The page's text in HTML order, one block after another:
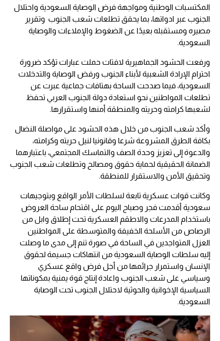
المكتسبات الوطنية ومواجهة فرض الوصاية السعودية واحتلال
الجنوب عبر ادواتها، بما يحقق تطلعات شعب الجنوب وتقرير
مصيره ومستقبله بعيدًا عن الضغوط والإملاءات والوصاية
السعودية.
ورفعت الحشود الجماهيرية لافتات حملت عبارات تؤكد ضرورة
احترام الإرادة الشعبية لأبناء الجنوب ورفض الوصاية والتدخلات
السعودية، فيما صدحت الساحة بهتافات جماعية عبرت عن
تطلعات المواطنين نحو استعادة دولة الجنوب العربي تحفظ
لشعبها كرامته وحريته والمنطقة أمنها واستقرارها.
وأكد شعب الجنوب من خلال هذه الحشود على مواصلة النضال
بكافة الطرق المشروعة شرعا وقانونيا لنيل حريته وكرامته،
والدعوة إلى تعزيز وحدة الصف والتماسك المجتمعي، باعتبارهما
الضمانة الحقيقية لحماية حقوق ومصالح وتطلعات شعب الجنوب
وتحقيق الأمن والاستقرار للمنطقة.
وكانت قوات عسكرية تابعة لسلطات الأمر الواقع وبتوجيهات
سعودية أقدمت فجر وصباح اليوم على اقتحام ساحة العروض
باستخدام المدرعات والاطقم العسكرية تحت إطلاق وابل من
الرصاص من الأسلحة الخفيفة والمتوسطة على المواطنين
العزل المتواجدين في الساحة في صورة تنم إلى مدى ما وصلت
إليه سلطات الوصاية السعودية من انتهاكات جسيمة لحقوق
الإنسان واستمرار جرائمها من أجل فرض واقع عسكري
وسياسي على شعب الجنوب واعادة إنتاج قوة يمنية بمكوناتها
السياسية الإخوانية والحوثية لاحتلال الجنوب تحت الوصاية
السعودية.